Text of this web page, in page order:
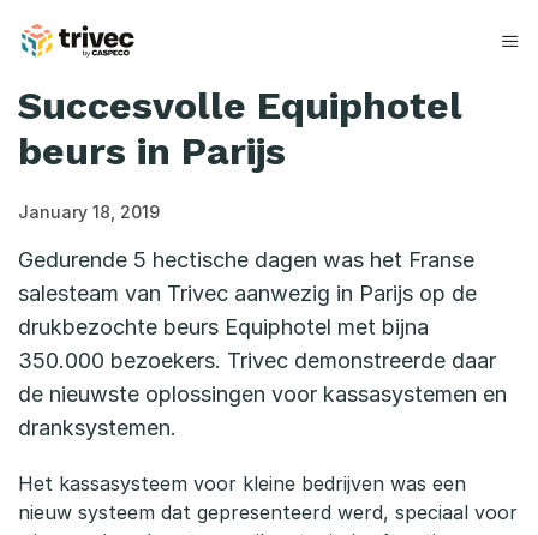
content
Succesvolle Equiphotel
beurs in Parijs
January 18, 2019
Gedurende 5 hectische dagen was het Franse
salesteam van Trivec aanwezig in Parijs op de
drukbezochte beurs Equiphotel met bijna
350.000 bezoekers. Trivec demonstreerde daar
de nieuwste oplossingen voor kassasystemen en
dranksystemen.
Het kassasysteem voor kleine bedrijven was een
nieuw systeem dat gepresenteerd werd, speciaal voor